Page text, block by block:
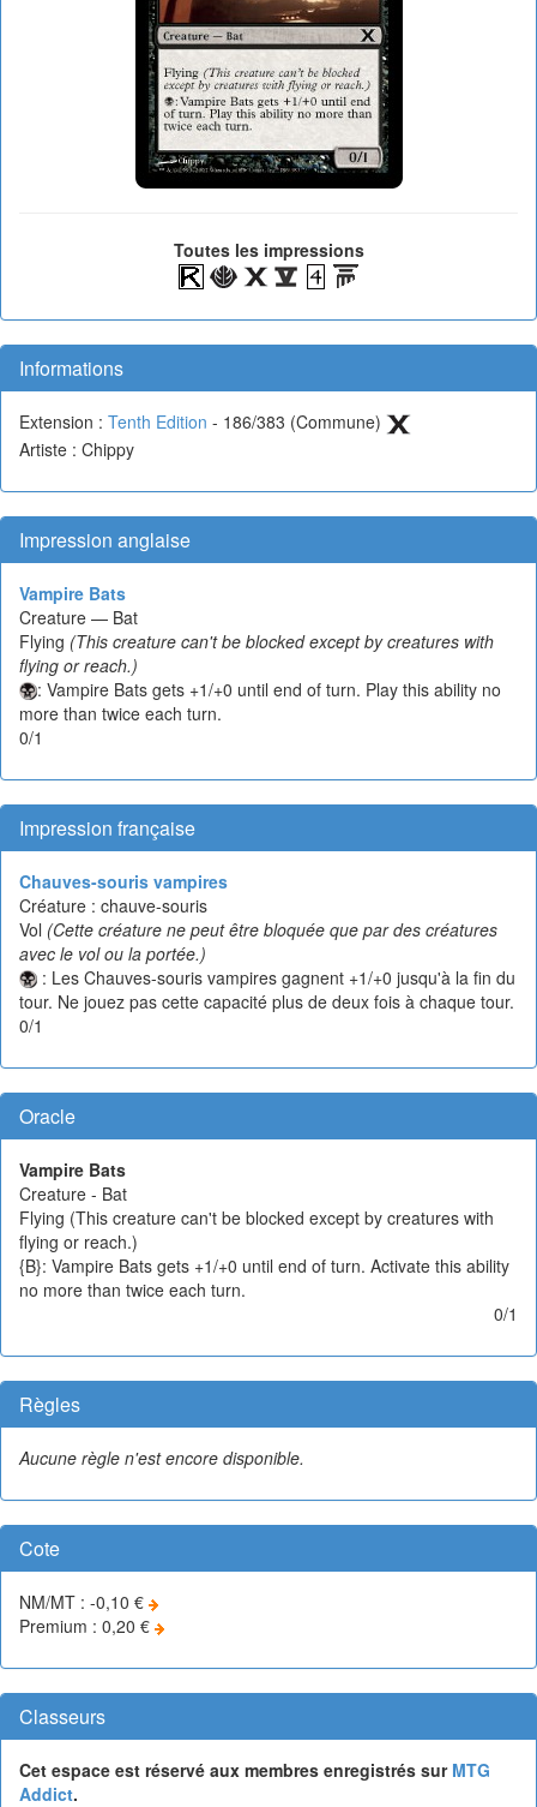
Toutes les impressions
Informations
Extension : Tenth Edition - 186/383 (Commune)
Artiste : Chippy
Impression anglaise
Vampire Bats
Creature — Bat
Flying (This creature can't be blocked except by creatures with
flying or reach.)
: Vampire Bats gets +1/+0 until end of turn. Play this ability no
more than twice each turn.
0/1
Impression française
Chauves-souris vampires
Créature : chauve-souris
Vol (Cette créature ne peut être bloquée que par des créatures
avec le vol ou la portée.)
: Les Chauves-souris vampires gagnent +1/+0 jusqu'à la fin du
tour. Ne jouez pas cette capacité plus de deux fois à chaque tour.
0/1
Oracle
Vampire Bats
Creature - Bat
Flying (This creature can't be blocked except by creatures with
flying or reach.)
{B}: Vampire Bats gets +1/+0 until end of turn. Activate this ability
no more than twice each turn.
0/1
Règles
Aucune règle n'est encore disponible.
Cote
NM/MT : -0,10 €
Premium : 0,20 €
Classeurs
Cet espace est réservé aux membres enregistrés sur MTG
Addict.